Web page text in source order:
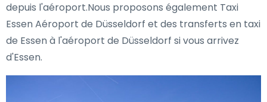
depuis l'aéroport.Nous proposons également Taxi
Essen Aéroport de Düsseldorf et des transferts en taxi
de Essen à l'aéroport de Düsseldorf si vous arrivez
d'Essen.